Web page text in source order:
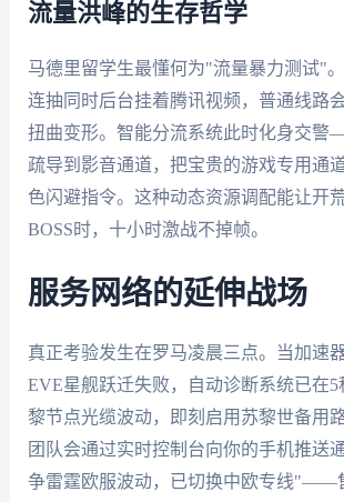
流量洪峰的生存哲学
马德里留学生最懂何为"流量暴力测试"
连抽同时后台挂着腾讯视频，普通线路
扭曲变形。智能分流系统此时化身交
疏导到影音通道，把宝贵的游戏专用通
色闪避指令。这种动态资源调配能让开
BOSS时，十小时激战不掉帧。
服务网络的延伸战场
真正考验发生在罗马凌晨三点。当加速
EVE星舰跃迁失败，自动诊断系统已在5
黎节点光缆波动，即刻启用苏黎世备用
团队会通过实时控制台向你的手机推送
争雷霆欧服波动，已切换中欧专线"——